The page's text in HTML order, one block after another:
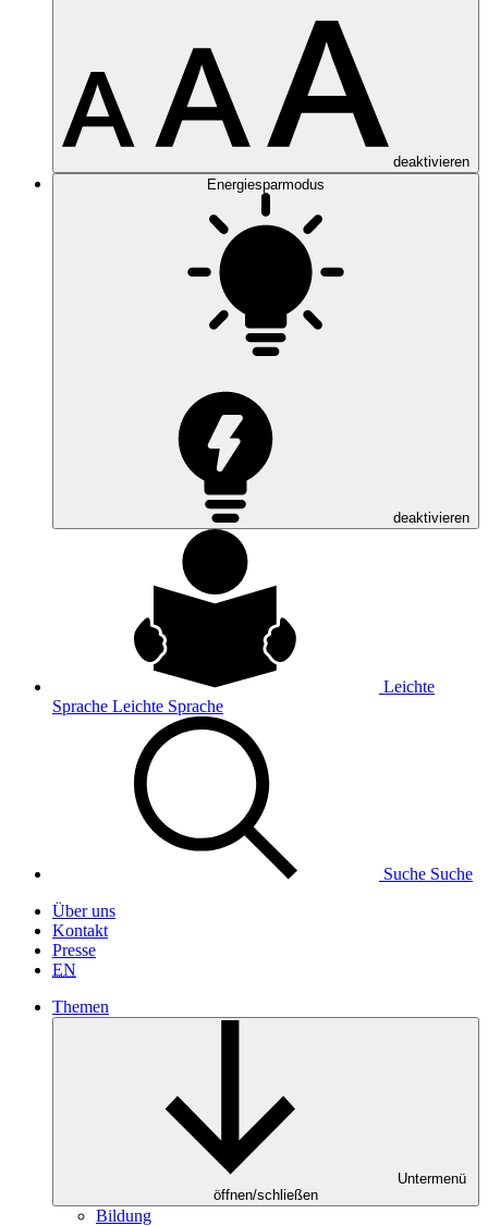
deaktivieren
Energiesparmodus
deaktivieren
Leichte
Sprache Leichte Sprache
Suche Suche
Über uns
Kontakt
Presse
EN
Themen
Untermenü
öffnen/schließen
Bildung